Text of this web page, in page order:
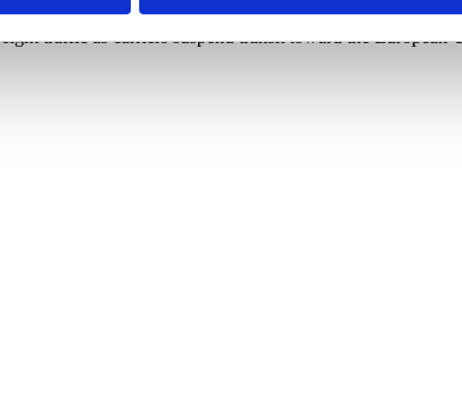
the blockade of the Svilaj border crossing
traffic as carriers suspend transit toward the European